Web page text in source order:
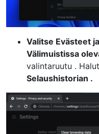
Valitse Evästeet
Välimuistissa
valintaruutu .
Selaushistorian .